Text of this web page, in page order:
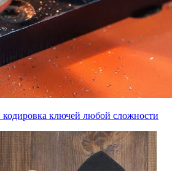
кодировка ключей любой сложности